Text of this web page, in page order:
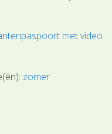
met video
zomer